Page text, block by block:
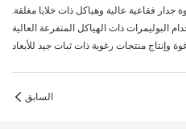
جدار فقاعية عالية وهياكل ذات خلايا مغلقة.
البوليمرات ذات الهياكل المتفرعة العالية
السابق